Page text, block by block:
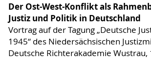
Der Ost-West-Konflikt als
Justiz und Politik in Deutschland
Vortrag auf der Tagung „Deutsche
1945“ des Niedersächsischen
Deutsche Richterakademie Wustrau,